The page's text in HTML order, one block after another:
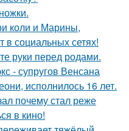
коли и Марины,
в социальных сетях!
руки перед родами.
- супругов Венсана
исполнилось 16 лет.
почему стал реже
в кино!